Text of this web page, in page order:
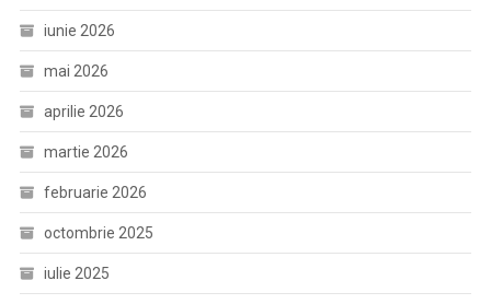
iunie 2026
mai 2026
aprilie 2026
martie 2026
februarie 2026
octombrie 2025
iulie 2025